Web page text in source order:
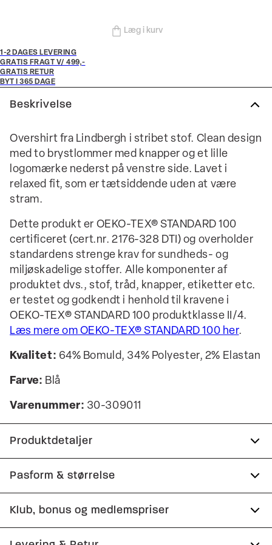
Læg i kurv
1-2 DAGES LEVERING
GRATIS FRAGT V/ 499,-
GRATIS RETUR
BYT I 365 DAGE
Beskrivelse
Overshirt fra Lindbergh i stribet stof. Clean design
med to brystlommer med knapper og et lille
logomærke nederst på venstre side. Lavet i
relaxed fit, som er tætsiddende uden at være
stram.
Dette produkt er OEKO-TEX® STANDARD 100
certificeret (cert.nr. 2176-328 DTI) og overholder
standardens strenge krav for sundheds- og
miljøskadelige stoffer. Alle komponenter af
produktet dvs., stof, tråd, knapper, etiketter etc.
er testet og godkendt i henhold til kravene i
OEKO-TEX® STANDARD 100 produktklasse II/4.
Læs mere om OEKO-TEX® STANDARD 100 her.
Kvalitet: 64% Bomuld, 34% Polyester, 2% Elastan
Farve: Blå
Varenummer: 30-309011
Produktdetaljer
Manchetten lukkes med to knapper.
Fremstillet i bomuldsblend med stretch for
ekstra komfort.
Logomærke nederst på venstre side.
Pasform & størrelse
Fit:Relaxed fit
Klub, bonus og medlemspriser